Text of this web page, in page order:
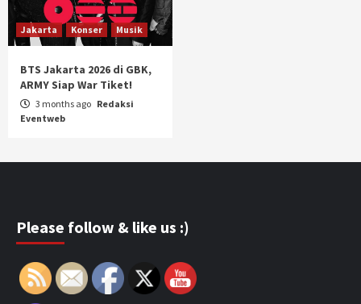
Jakarta Konser Musik
BTS Jakarta 2026 di GBK,
ARMY Siap War Tiket!
3 months ago Redaksi
Eventweb
Please follow & like us :)